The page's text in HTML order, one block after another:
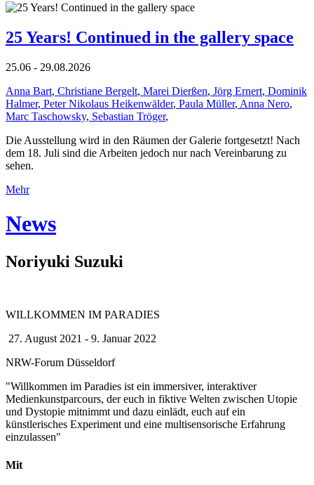
25 Years! Continued in the gallery space
25.06 - 29.08.2026
Anna Bart, Christiane Bergelt, Marei Dierßen, Jörg Ernert, Dominik
Halmer, Peter Nikolaus Heikenwälder, Paula Müller, Anna Nero,
Marc Taschowsky, Sebastian Tröger,
Die Ausstellung wird in den Räumen der Galerie fortgesetzt! Nach
dem 18. Juli sind die Arbeiten jedoch nur nach Vereinbarung zu
sehen.
Mehr
News
Noriyuki Suzuki
WILLKOMMEN IM PARADIES
27. August 2021 - 9. Januar 2022
NRW-Forum Düsseldorf
"Willkommen im Paradies ist ein immersiver, interaktiver
Medienkunstparcours, der euch in fiktive Welten zwischen Utopie
und Dystopie mitnimmt und dazu einlädt, euch auf ein
künstlerisches Experiment und eine multisensorische Erfahrung
einzulassen"
Mit